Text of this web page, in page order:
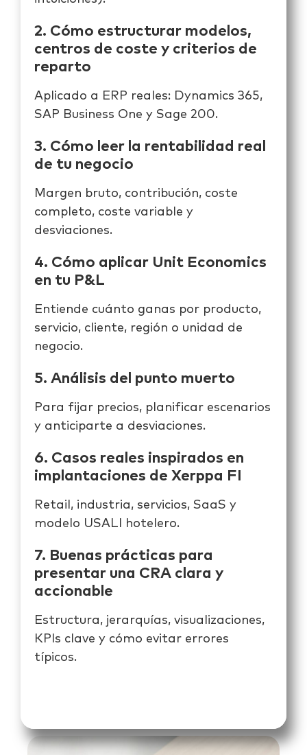
2. Cómo estructurar modelos,
centros de coste y criterios de
reparto
Aplicado a ERP reales: Dynamics 365,
SAP Business One y Sage 200.
3. Cómo leer la rentabilidad real
de tu negocio
Margen bruto, contribución, coste
completo, coste variable y
desviaciones.
4. Cómo aplicar Unit Economics
en tu P&L
Entiende cuánto ganas por producto,
servicio, cliente, región o unidad de
negocio.
5. Análisis del punto muerto
Para fijar precios, planificar escenarios
y anticiparte a desviaciones.
6. Casos reales inspirados en
implantaciones de Xerppa FI
Retail, industria, servicios, SaaS y
modelo USALI hotelero.
7. Buenas prácticas para
presentar una CRA clara y
accionable
Estructura, jerarquías, visualizaciones,
KPIs clave y cómo evitar errores
típicos.